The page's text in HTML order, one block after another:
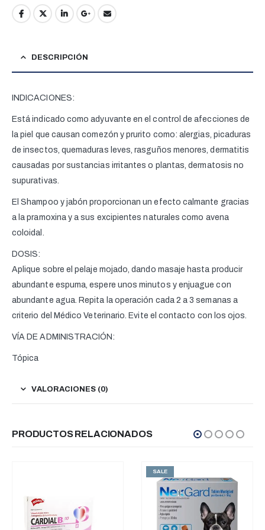
DESCRIPCIÓN
INDICACIONES:
Está indicado como adyuvante en el control de afecciones de
la piel que causan comezón y prurito como: alergias, picaduras
de insectos, quemaduras leves, rasguños menores, dermatitis
causadas por sustancias irritantes o plantas, dermatosis no
supurativas.
El Shampoo y jabón proporcionan un efecto calmante gracias
a la pramoxina y a sus excipientes naturales como avena
coloidal.
DOSIS:
Aplique sobre el pelaje mojado, dando masaje hasta producir
abundante espuma, espere unos minutos y enjuague con
abundante agua. Repita la operación cada 2 a 3 semanas a
criterio del Médico Veterinario. Evite el contacto con los ojos.
VÍA DE ADMINISTRACIÓN:
Tópica
VALORACIONES (0)
PRODUCTOS RELACIONADOS